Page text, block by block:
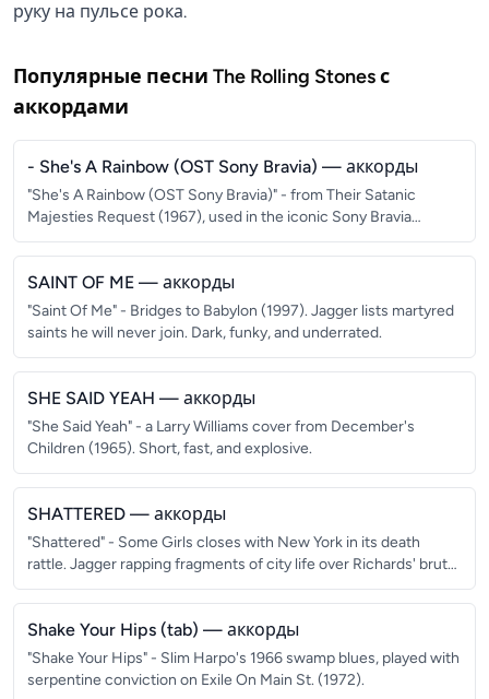
руку на пульсе рока.
Популярные песни The Rolling Stonesс
аккордами
- She's A Rainbow (OST Sony Bravia) — аккорды
"She's A Rainbow (OST Sony Bravia)" - from Their Satanic
Majesties Request (1967), used in the iconic Sony Bravia
coloured balls advert.
SAINT OF ME — аккорды
"Saint Of Me" - Bridges to Babylon (1997). Jagger lists martyred
saints he will never join. Dark, funky, and underrated.
SHE SAID YEAH — аккорды
"She Said Yeah" - a Larry Williams cover from December's
Children (1965). Short, fast, and explosive.
SHATTERED — аккорды
"Shattered" - Some Girls closes with New York in its death
rattle. Jagger rapping fragments of city life over Richards' brutal
riff.
Shake Your Hips (tab) — аккорды
"Shake Your Hips" - Slim Harpo's 1966 swamp blues, played with
serpentine conviction on Exile On Main St. (1972).